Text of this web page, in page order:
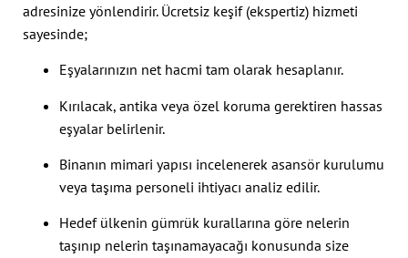
adresinize yönlendirir. Ücretsiz keşif (ekspertiz) hizmeti
sayesinde;
Eşyalarınızın net hacmi tam olarak hesaplanır.
Kırılacak, antika veya özel koruma gerektiren hassas
eşyalar belirlenir.
Binanın mimari yapısı incelenerek asansör kurulumu
veya taşıma personeli ihtiyacı analiz edilir.
Hedef ülkenin gümrük kurallarına göre nelerin
taşınıp nelerin taşınamayacağı konusunda size